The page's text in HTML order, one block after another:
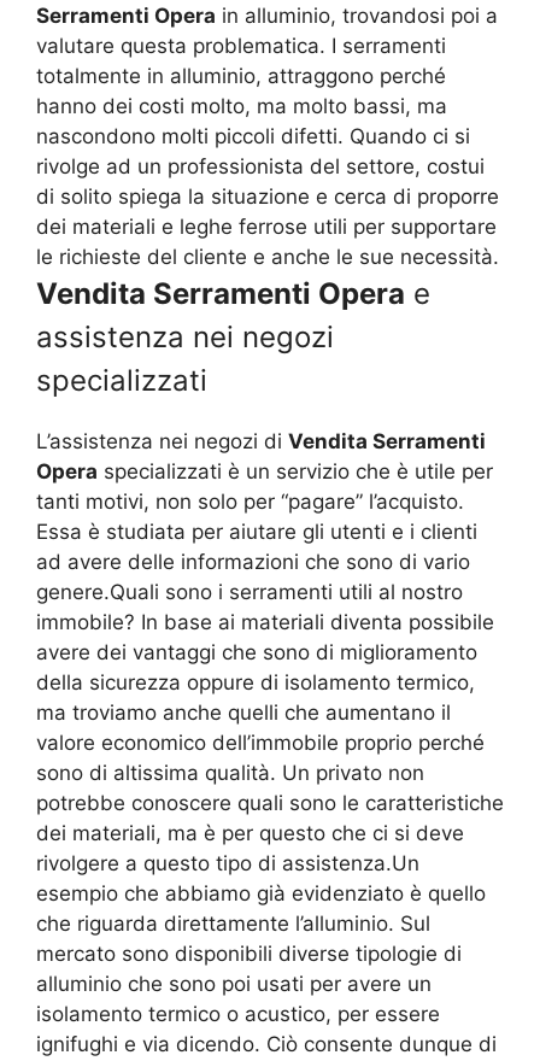
Serramenti Opera in alluminio, trovandosi poi a
valutare questa problematica. I serramenti
totalmente in alluminio, attraggono perché
hanno dei costi molto, ma molto bassi, ma
nascondono molti piccoli difetti. Quando ci si
rivolge ad un professionista del settore, costui
di solito spiega la situazione e cerca di proporre
dei materiali e leghe ferrose utili per supportare
le richieste del cliente e anche le sue necessità.
Vendita Serramenti Opera e
assistenza nei negozi
specializzati
L’assistenza nei negozi di Vendita Serramenti
Opera specializzati è un servizio che è utile per
tanti motivi, non solo per “pagare” l’acquisto.
Essa è studiata per aiutare gli utenti e i clienti
ad avere delle informazioni che sono di vario
genere.Quali sono i serramenti utili al nostro
immobile? In base ai materiali diventa possibile
avere dei vantaggi che sono di miglioramento
della sicurezza oppure di isolamento termico,
ma troviamo anche quelli che aumentano il
valore economico dell’immobile proprio perché
sono di altissima qualità. Un privato non
potrebbe conoscere quali sono le caratteristiche
dei materiali, ma è per questo che ci si deve
rivolgere a questo tipo di assistenza.Un
esempio che abbiamo già evidenziato è quello
che riguarda direttamente l’alluminio. Sul
mercato sono disponibili diverse tipologie di
alluminio che sono poi usati per avere un
isolamento termico o acustico, per essere
ignifughi e via dicendo. Ciò consente dunque di